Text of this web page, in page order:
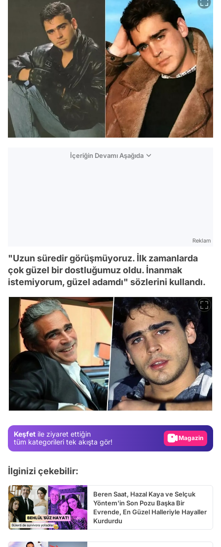
İçeriğin Devamı Aşağıda
Reklam
"Uzun süredir görüşmüyoruz. İlk zamanlarda
çok güzel bir dostluğumuz oldu. İnanmak
istemiyorum, güzel adamdı" sözlerini kullandı.
Keşfet ile ziyaret ettiğin
tüm kategorileri tek akışta gör!
Video
Test
Magazin
İlginizi çekebilir:
Beren Saat, Hazal Kaya ve Selçuk
Yöntem'in Son Pozu Başka Bir
Evrende, En Güzel Halleriyle Hayaller
Kurdurdu